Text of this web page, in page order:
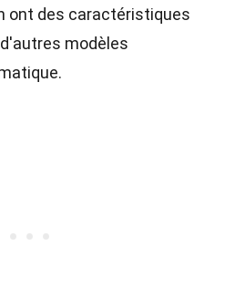
ont des caractéristiques
modèles